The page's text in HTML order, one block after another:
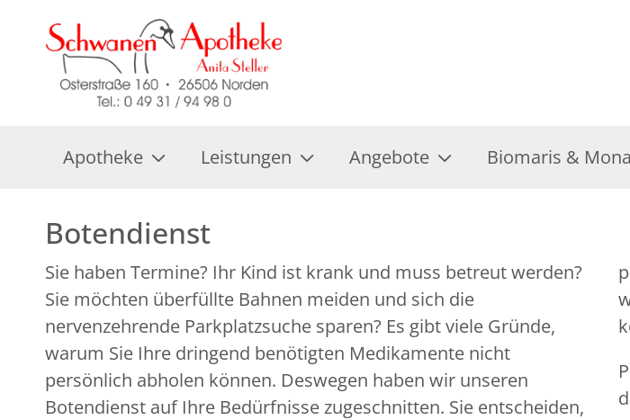
Apotheke Leistungen Angebote Biomaris &
Botendienst
Sie haben Termine? Ihr Kind ist krank und muss betreut werden?
Sie möchten überfüllte Bahnen meiden und sich die
nervenzehrende Parkplatzsuche sparen? Es gibt viele Gründe,
warum Sie Ihre dringend benötigten Medikamente nicht
persönlich abholen können. Deswegen haben wir unseren
Botendienst auf Ihre Bedürfnisse zugeschnitten. Sie entscheiden,
pharmazeutische Beratung ist immer garantiert. Sie haben noch
weitere Fragen? Unser LINDA Fachpersonal steht Ihnen jederzeit